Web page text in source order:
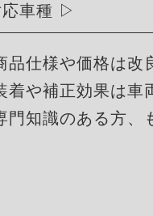
車種
仕様や価格は改
や補正効果は車
知識のある方、